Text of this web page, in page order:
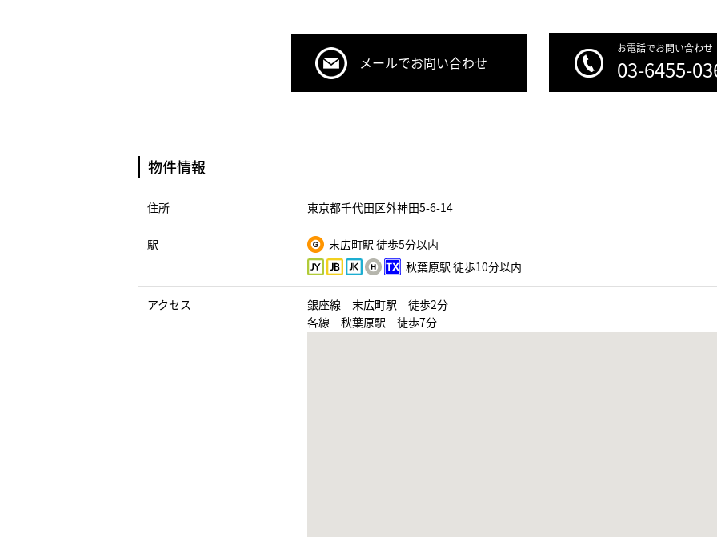
メールでお問い合わせ
お電話でお問い合わせ
03-6455-
物件情報
住所 東京都千代田区外神田5-6-14
駅
末広町駅 徒歩5分以内
秋葉原駅 徒歩10分以内
アクセス
銀座線 末広町駅 徒歩2分
各線 秋葉原駅 徒歩7分